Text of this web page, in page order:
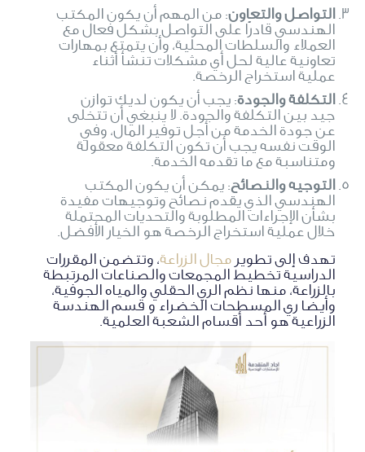
التواصل والتعاون: من المهم أن يكون المكتب
الهندسي قادرًا على التواصل بشكل فعال مع
العملاء والسلطات المحلية، وأن يتمتع بمهارات
تعاونية عالية لحل أي مشكلات تنشأ أثناء
عملية استخراج الرخصة.
التكلفة والجودة: يجب أن يكون لديك توازن
جيد بين التكلفة والجودة. لا ينبغي أن تتخلى
عن جودة الخدمة من أجل توفير المال، وفي
الوقت نفسه يجب أن تكون التكلفة معقولة
ومتناسبة مع ما تقدمه الخدمة.
التوجيه والنصائح: يمكن أن يكون المكتب
الهندسي الذي يقدم نصائح وتوجيهات مفيدة
بشأن الإجراءات المطلوبة والتحديات المحتملة
خلال عملية استخراج الرخصة هو الخيار الأفضل.
تهدف إلى تطوير مجال الزراعة، وتتضمن المقررات
الدراسية تخطيط المجمعات والصناعات المرتبطة
بالزراعة، منها نظم الري الحقلي والمياه الجوفية،
وأيضا ري المسطحات الخضراء و قسم الهندسة
الزراعية هو أحد أقسام الشعبة العلمية.